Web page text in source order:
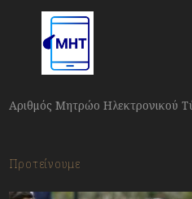
Αριθμός Μητρώο Ηλεκτρονικού
Προτείνουμε